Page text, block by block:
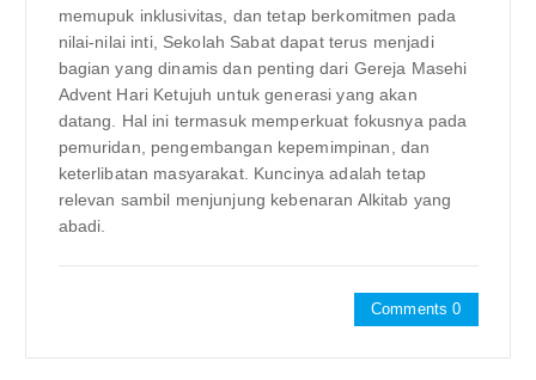
memupuk inklusivitas, dan tetap berkomitmen pada
nilai-nilai inti, Sekolah Sabat dapat terus menjadi
bagian yang dinamis dan penting dari Gereja Masehi
Advent Hari Ketujuh untuk generasi yang akan
datang. Hal ini termasuk memperkuat fokusnya pada
pemuridan, pengembangan kepemimpinan, dan
keterlibatan masyarakat. Kuncinya adalah tetap
relevan sambil menjunjung kebenaran Alkitab yang
abadi.
Comments 0